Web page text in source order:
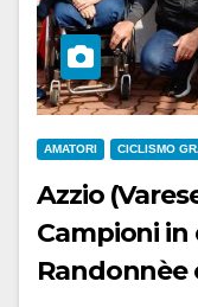
AMATORI CICLISMO
Azzio
Campioni in
Randonnèe